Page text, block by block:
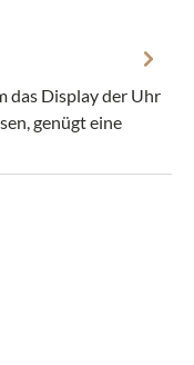
das Display der Uhr
genügt eine